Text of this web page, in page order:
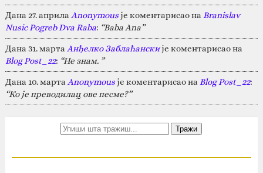
Дана 27. априла Anonymousје коментарисао на Branislav
Nusic Pogreb Dva Raba: “Baba Ana”
Дана 31. марта Анђелко Заблаћанскије коментарисао на
Blog Post_22: “Не знам. ”
Дана 10. марта Anonymousје коментарисао на Blog Post_22:
“Ко је преводилац ове песме?”